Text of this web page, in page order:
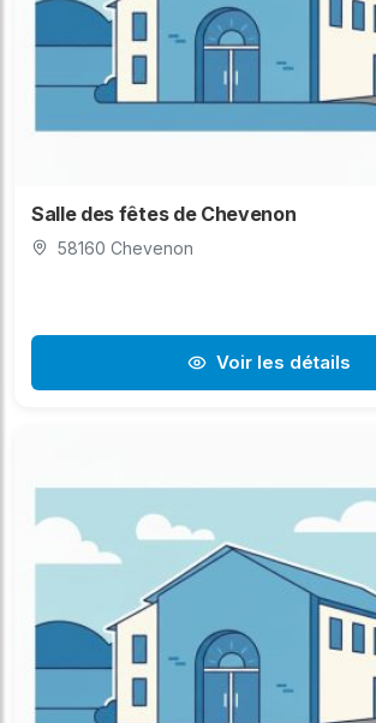
Salle des fêtes de Chevenon
58160 Chevenon
Voir les détails